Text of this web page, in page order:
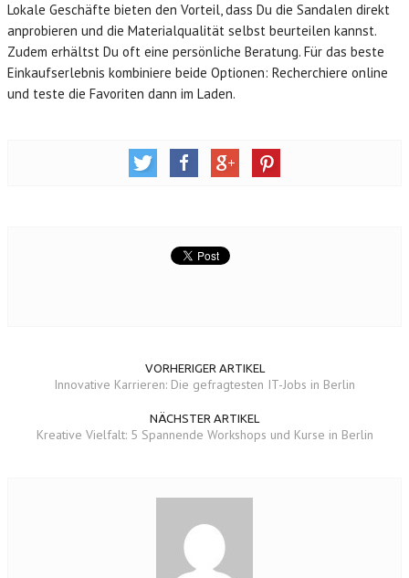
Lokale Geschäfte bieten den Vorteil, dass Du die Sandalen direkt
anprobieren und die Materialqualität selbst beurteilen kannst.
Zudem erhältst Du oft eine persönliche Beratung. Für das beste
Einkaufserlebnis kombiniere beide Optionen: Recherchiere online
und teste die Favoriten dann im Laden.
VORHERIGER ARTIKEL
Innovative Karrieren: Die gefragtesten IT-Jobs in Berlin
NÄCHSTER ARTIKEL
Kreative Vielfalt: 5 Spannende Workshops und Kurse in Berlin